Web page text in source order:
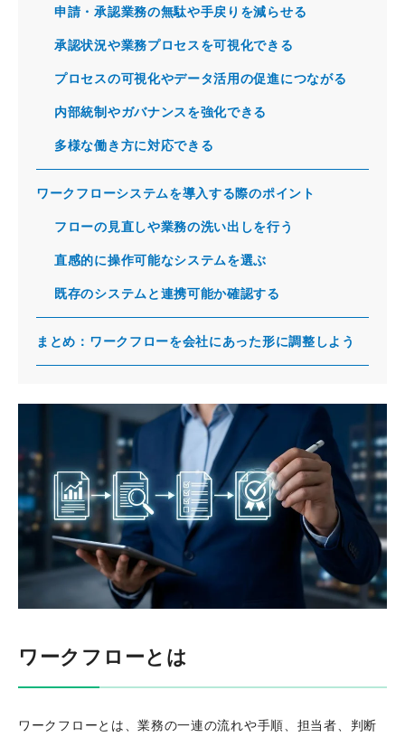
申請・承認業務の無駄や手戻りを減らせる
承認状況や業務プロセスを可視化できる
プロセスの可視化やデータ活用の促進につながる
内部統制やガバナンスを強化できる
多様な働き方に対応できる
ワークフローシステムを導入する際のポイント
フローの見直しや業務の洗い出しを行う
直感的に操作可能なシステムを選ぶ
既存のシステムと連携可能か確認する
まとめ：ワークフローを会社にあった形に調整しよう
ワークフローとは
ワークフローとは、業務の一連の流れや手順、担当者、判断